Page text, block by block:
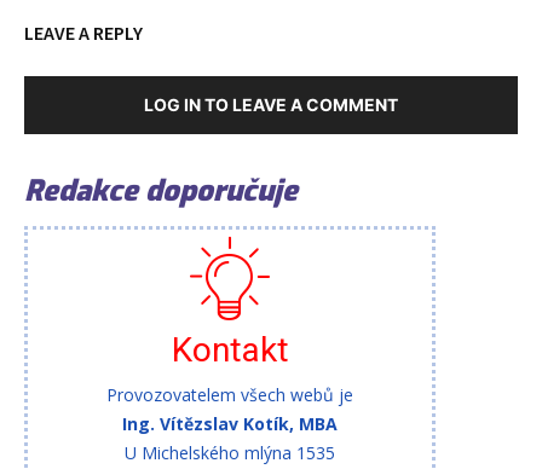
LEAVE A REPLY
LOG IN TO LEAVE A COMMENT
Redakce doporučuje
Kontakt
Provozovatelem všech webů je
Ing. Vítězslav Kotík, MBA
U Michelského mlýna 1535